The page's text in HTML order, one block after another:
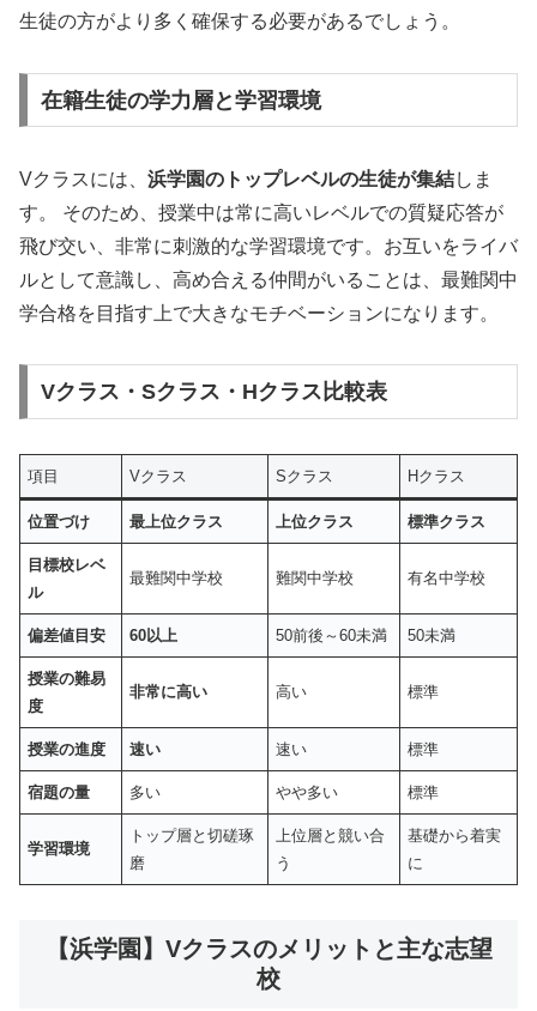
生徒の方がより多く確保する必要があるでしょう。
在籍生徒の学力層と学習環境
Vクラスには、 浜学園のトップレベルの生徒が集結しま
す。 そのため、授業中は常に高いレベルでの質疑応答が
飛び交い、非常に刺激的な学習環境です。お互いをライバ
ルとして意識し、高め合える仲間がいることは、最難関中
学合格を目指す上で大きなモチベーションになります。
Vクラス・Sクラス・Hクラス比較表
項目 Vクラス Sクラス Hクラス
位置づけ 最上位クラス 上位クラス 標準クラス
目標校レベ
ル
最難関中学校 難関中学校 有名中学校
偏差値目安 60以上 50前後～60未満 50未満
授業の難易
度
非常に高い 高い 標準
授業の進度 速い 速い 標準
宿題の量 多い やや多い 標準
学習環境
トップ層と切磋琢
磨
上位層と競い合
う
基礎から着実
に
【浜学園】Vクラスのメリットと主な志望
校